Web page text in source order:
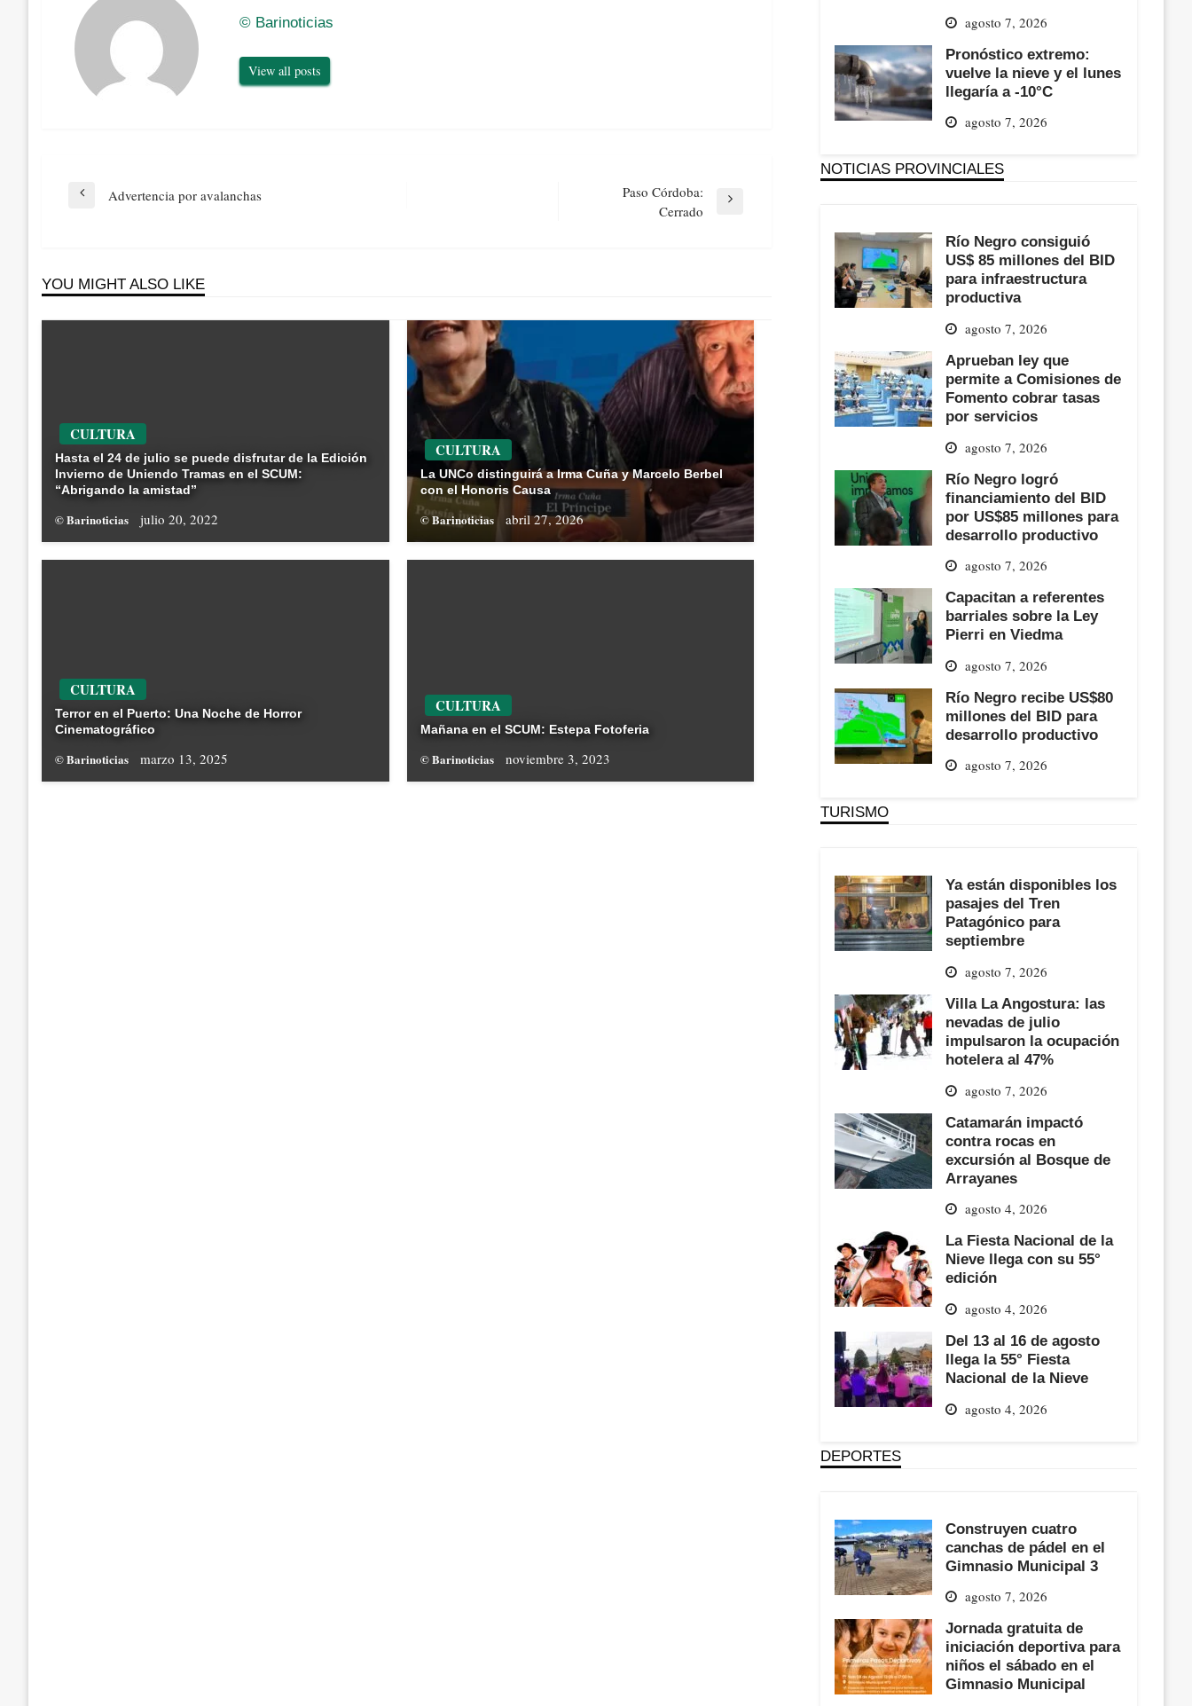
© Barinoticias
View all posts
Navegación
PreviousAdvertencia por avalanchas
Paso Córdoba:
Cerrado
YOU MIGHT ALSO LIKE
CULTURA
Hasta el 24 de julio se puede disfrutar de la Edición
Invierno de Uniendo Tramas en el SCUM:
“Abrigando la amistad”
© Barinoticias julio 20, 2022
CULTURA
La UNCo distinguirá a Irma Cuña y Marcelo Berbel
con el Honoris Causa
© Barinoticias abril 27, 2026
CULTURA
Terror en el Puerto: Una Noche de Horror
Cinematográfico
© Barinoticias marzo 13, 2025
CULTURA
Mañana en el SCUM: Estepa Fotoferia
© Barinoticias noviembre 3, 2023
agosto 7, 2026
Pronóstico extremo:
vuelve la nieve y el lunes
llegaría a -10°C
agosto 7, 2026
NOTICIAS PROVINCIALES
Río Negro consiguió
US$ 85 millones del BID
para infraestructura
productiva
agosto 7, 2026
Aprueban ley que
permite a Comisiones de
Fomento cobrar tasas
por servicios
agosto 7, 2026
Río Negro logró
financiamiento del BID
por US$85 millones para
desarrollo productivo
agosto 7, 2026
Capacitan a referentes
barriales sobre la Ley
Pierri en Viedma
agosto 7, 2026
Río Negro recibe US$80
millones del BID para
desarrollo productivo
agosto 7, 2026
TURISMO
Ya están disponibles los
pasajes del Tren
Patagónico para
septiembre
agosto 7, 2026
Villa La Angostura: las
nevadas de julio
impulsaron la ocupación
hotelera al 47%
agosto 7, 2026
Catamarán impactó
contra rocas en
excursión al Bosque de
Arrayanes
agosto 4, 2026
La Fiesta Nacional de la
Nieve llega con su 55°
edición
agosto 4, 2026
Del 13 al 16 de agosto
llega la 55° Fiesta
Nacional de la Nieve
agosto 4, 2026
DEPORTES
Construyen cuatro
canchas de pádel en el
Gimnasio Municipal 3
agosto 7, 2026
Jornada gratuita de
iniciación deportiva para
niños el sábado en el
Gimnasio Municipal